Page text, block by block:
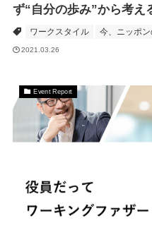
ず“自分の歩み”から考え
ワークスタイル 今、ニッポ
2021.03.26
Event Report